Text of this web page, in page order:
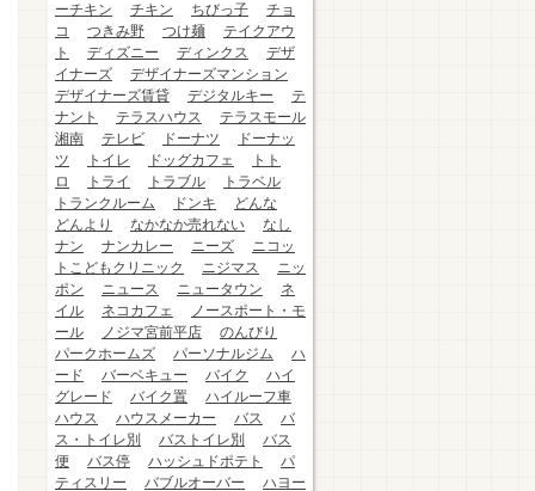
ーチキン
チキン ちびっ子
チョ
コ
つきみ野 つけ麺
テイクアウ
ト
ディズニー ディンクス
デザ
イナーズ
デザイナーズマンション
デザイナーズ賃貸
デジタルキー
テ
ナント
テラスハウス
テラスモール
湘南
テレビ ドーナツ
ドーナッ
ツ
トイレ ドッグカフェ
トト
ロ
トライ トラブル
トラベル
トランクルーム
ドンキ
どんな
どんより
なかなか売れない
なし
ナン
ナンカレー ニーズ
ニコッ
トこどもクリニック
ニジマス
ニッ
ポン
ニュース ニュータウン
ネ
イル
ネコカフェ
ノースポート・モ
ール
ノジマ宮前平店
のんびり
パークホームズ
パーソナルジム
ハ
ード
バーベキュー バイク
ハイ
グレード
バイク置
ハイルーフ車
ハウス
ハウスメーカー バス
バ
ス・トイレ別
バストイレ別
バス
便
バス停 ハッシュドポテト
パ
ティスリー
バブルオーバー
ハヨー